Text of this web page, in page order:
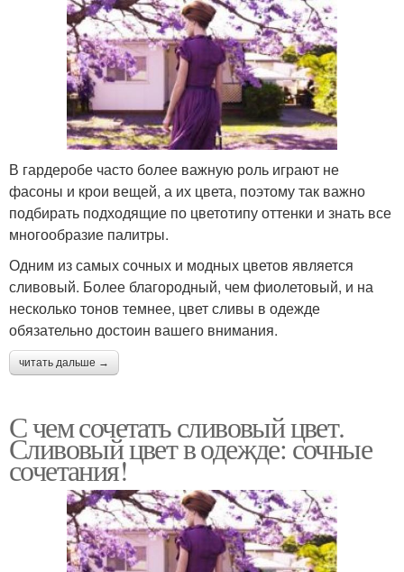
В гардеробе часто более важную роль играют не
фасоны и крои вещей, а их цвета, поэтому так важно
подбирать подходящие по цветотипу оттенки и знать все
многообразие палитры.
Одним из самых сочных и модных цветов является
сливовый. Более благородный, чем фиолетовый, и на
несколько тонов темнее, цвет сливы в одежде
обязательно достоин вашего внимания.
читать дальше →
С чем сочетать сливовый цвет.
Сливовый цвет в одежде: сочные
сочетания!